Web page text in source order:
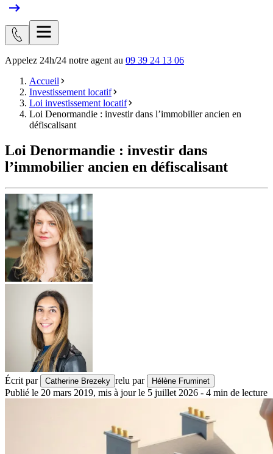
Appelez 24h/24 notre agent au 09 39 24 13 06
Accueil
Investissement locatif
Loi investissement locatif
Loi Denormandie : investir dans l’immobilier ancien en
défiscalisant
Loi Denormandie : investir dans
l’immobilier ancien en défiscalisant
Écrit par Catherine Brezeky relu par Hélène Fruminet
Publié le 20 mars 2019, mis à jour le 5 juillet 2026 - 4 min de lecture